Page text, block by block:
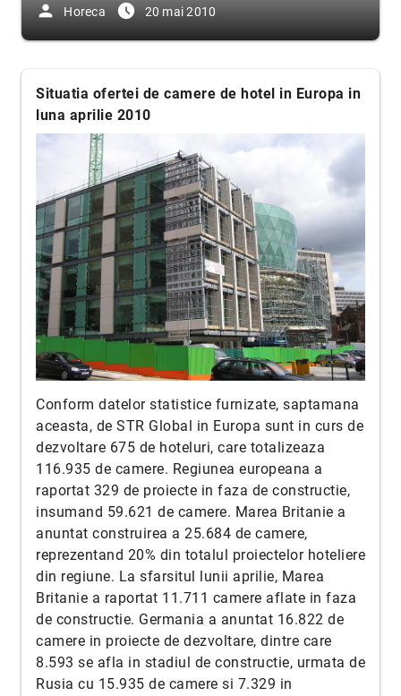
person Horeca access_time_filled 20 mai 2010
Situatia ofertei de camere de hotel in Europa in
luna aprilie 2010
Conform datelor statistice furnizate, saptamana
aceasta, de STR Global in Europa sunt in curs de
dezvoltare 675 de hoteluri, care totalizeaza
116.935 de camere. Regiunea europeana a
raportat 329 de proiecte in faza de constructie,
insumand 59.621 de camere. Marea Britanie a
anuntat construirea a 25.684 de camere,
reprezentand 20% din totalul proiectelor hoteliere
din regiune. La sfarsitul lunii aprilie, Marea
Britanie a raportat 11.711 camere aflate in faza
de constructie. Germania a anuntat 16.822 de
camere in proiecte de dezvoltare, dintre care
8.593 se afla in stadiul de constructie, urmata de
Rusia cu 15.935 de camere si 7.329 in